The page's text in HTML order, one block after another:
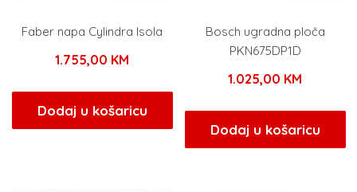
Faber napa Cylindra Isola
1.755,00 KM
Dodaj u košaricu
Bosch ugradna ploča
PKN675DP1D
1.025,00 KM
Dodaj u košaricu